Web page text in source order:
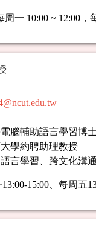
周一 10:00 ~ 12:00，
腦輔助語言學習博
學約聘助理教授
言學習、跨文化溝
15:00、 每周五